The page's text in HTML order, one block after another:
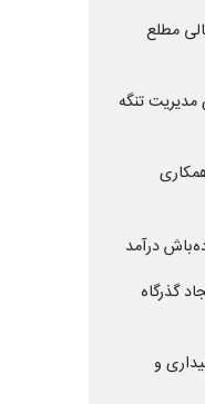
مطلع
تنگه
درآمد
گذرگاه
و